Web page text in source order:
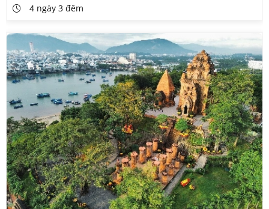
4 ngày 3 đêm